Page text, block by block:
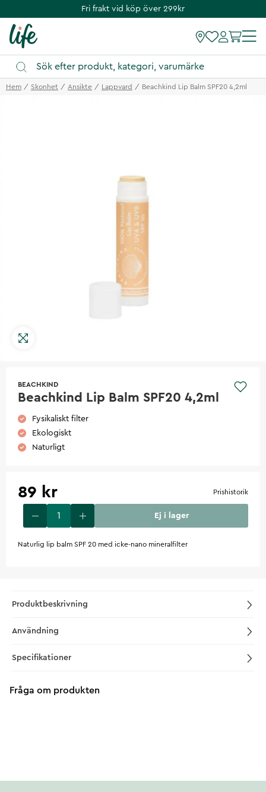
Fri frakt vid köp över 299kr
Hem Skonhet Ansikte Lappvard Beachkind Lip Balm SPF20 4,2ml
BEACHKIND
Beachkind Lip Balm SPF20 4,2ml
Fysikaliskt filter
Ekologiskt
Naturligt
89 kr Prishistorik
Ej i lager
Naturlig lip balm SPF 20 med icke-nano mineralfilter
Produktbeskrivning
Användning
Specifikationer
Fråga om produkten